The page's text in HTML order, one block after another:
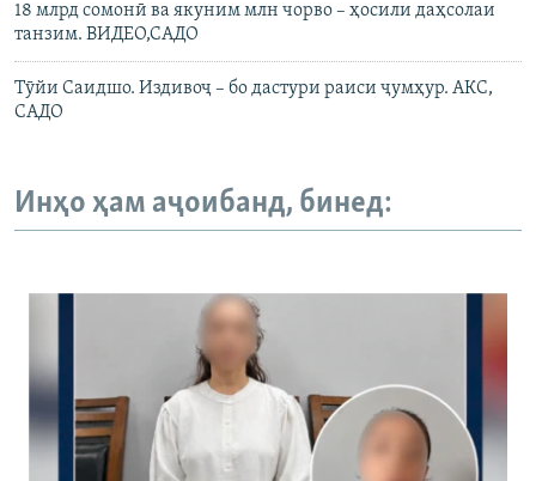
18 млрд сомонӣ ва якуним млн чорво – ҳосили даҳсолаи
танзим. ВИДЕО,САДО
Тӯйи Саидшо. Издивоҷ – бо дастури раиси ҷумҳур. АКС,
САДО
Инҳо ҳам аҷоибанд, бинед: